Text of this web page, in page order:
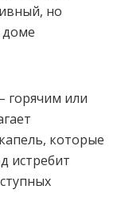
но
доме
горячим или
которые
истребит